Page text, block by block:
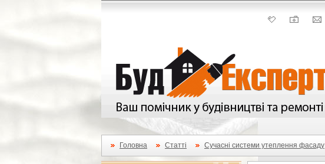
Головна Статті Сучасні системи утеплення фасаду